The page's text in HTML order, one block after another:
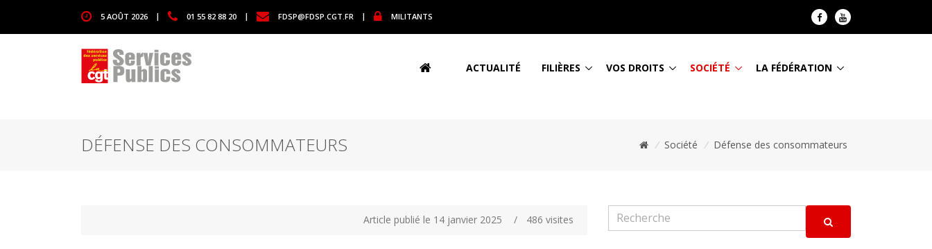
5 AOÛT 2026 | 01 55 82 88 20 | FDSP@FDSP.CGT.FR | MILITANTS
ACTUALITÉ FILIÈRES VOS DROITS SOCIÉTÉ LA FÉDÉRATION
DÉFENSE DES CONSOMMATEURS / Société / Défense des consommateurs
Article publié le 14 janvier 2025 / 486 visites